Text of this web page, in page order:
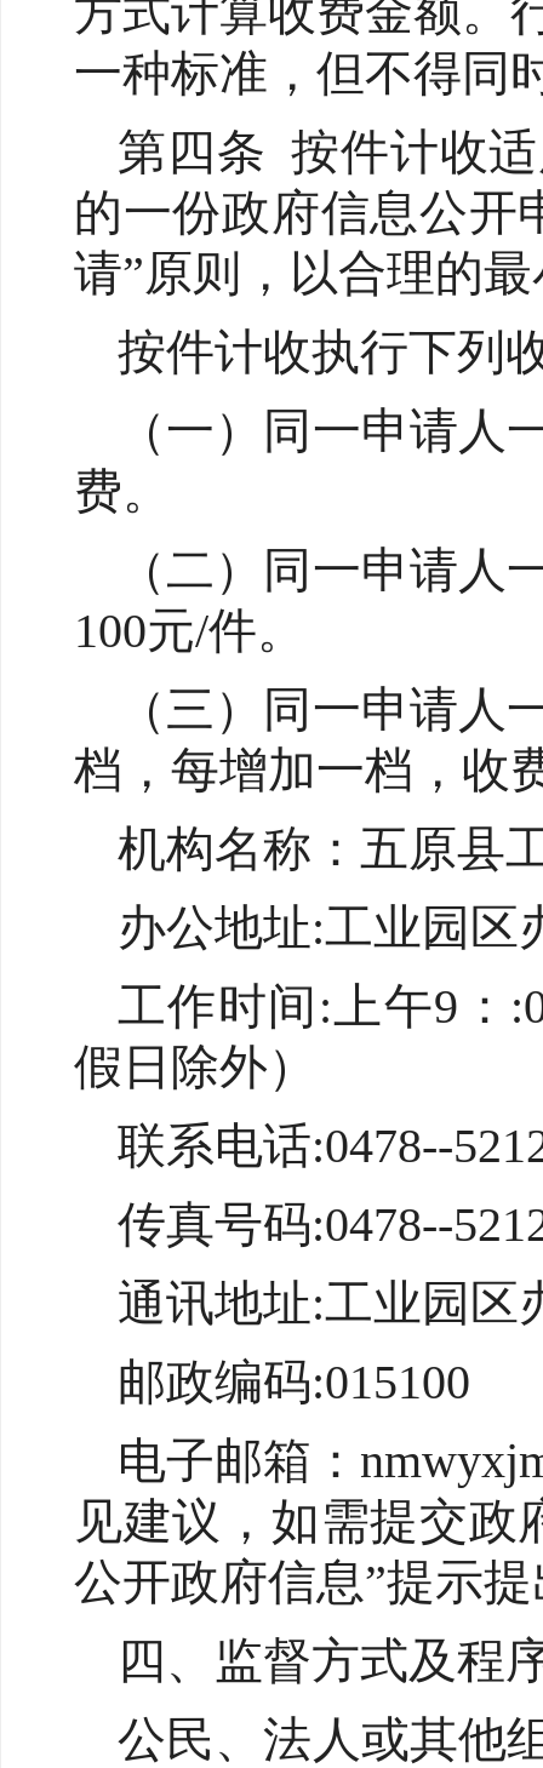
方式计算收费金额。
一种标准，但不得同
第四条 按件计收
的一份政府信息公开
请”原则，以合理的
按件计收执行下列
（一）同一申请
费。
（二）同一申请
100元/件。
（三）同一申请
档，每增加一档，收
机构名称：五原县
办公地址:工业园区
工作时间:上午9：
假日除外）
联系电话:0478--
传真号码:0478--
通讯地址:工业园区
邮政编码:015100
电子邮箱：
见建议，如需提交
公开政府信息”提示
四、监督方式及程
公民、法人或其他